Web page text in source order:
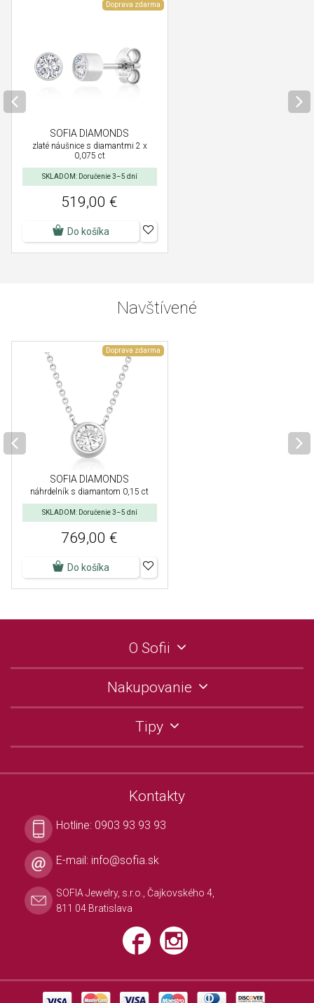
Doprava zdarma
SOFIA DIAMONDS
zlaté náušnice s diamantmi 2 x
0,075 ct
SKLADOM: Doručenie 3–5 dní
519,00 €
Do košíka
Navštívené
Doprava zdarma
SOFIA DIAMONDS
náhrdelník s diamantom 0,15 ct
SKLADOM: Doručenie 3–5 dní
769,00 €
Do košíka
O Sofii
Nakupovanie
Tipy
Kontakty
Hotline: 0903 93 93 93
E-mail: info@sofia.sk
SOFIA Jewelry, s.r.o., Čajkovského 4,
811 04 Bratislava